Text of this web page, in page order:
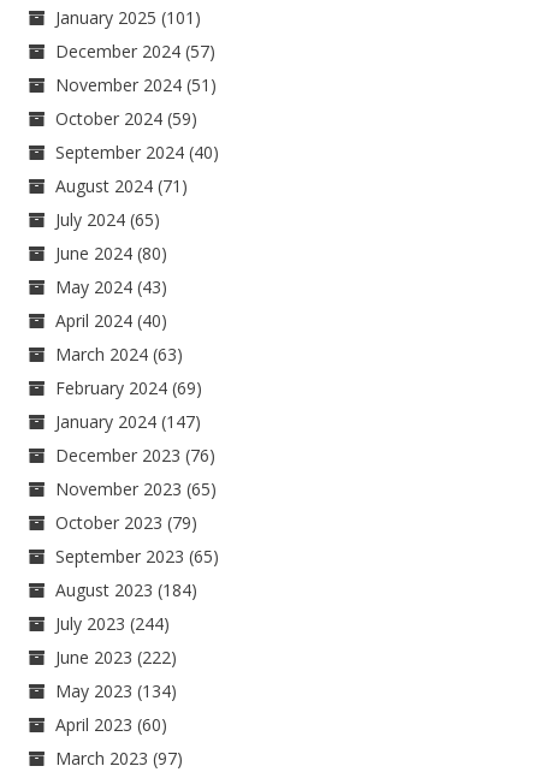
January 2025 (101)
December 2024 (57)
November 2024 (51)
October 2024 (59)
September 2024 (40)
August 2024 (71)
July 2024 (65)
June 2024 (80)
May 2024 (43)
April 2024 (40)
March 2024 (63)
February 2024 (69)
January 2024 (147)
December 2023 (76)
November 2023 (65)
October 2023 (79)
September 2023 (65)
August 2023 (184)
July 2023 (244)
June 2023 (222)
May 2023 (134)
April 2023 (60)
March 2023 (97)